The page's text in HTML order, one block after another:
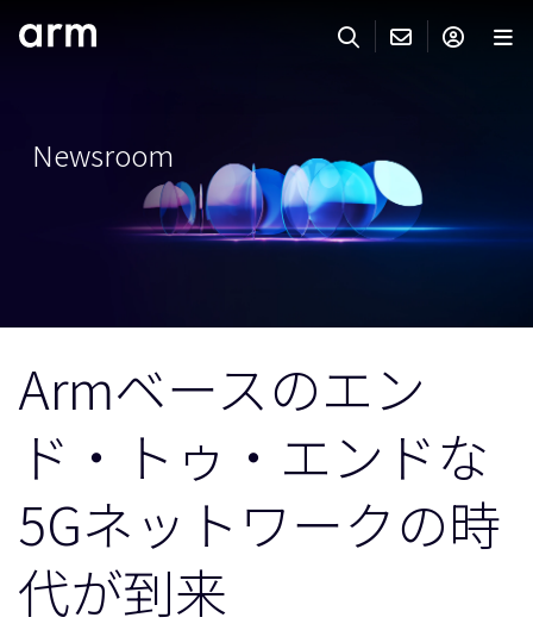
Skip to Footer
サポート
IP サポート
企業様向けFlexible Access
IPライセンスのお問い合わせ
その他のお問い合わせ
Arm Integrity Helpline
報道関連
人材採用
研究連携
Armアカウント
ログインしてArmアカウントにアクセスする。
開発
サポート&トレーニング
企業情報
Newsroom
Armベースのエン
ド・トゥ・エンドな
5Gネットワークの時
代が到来